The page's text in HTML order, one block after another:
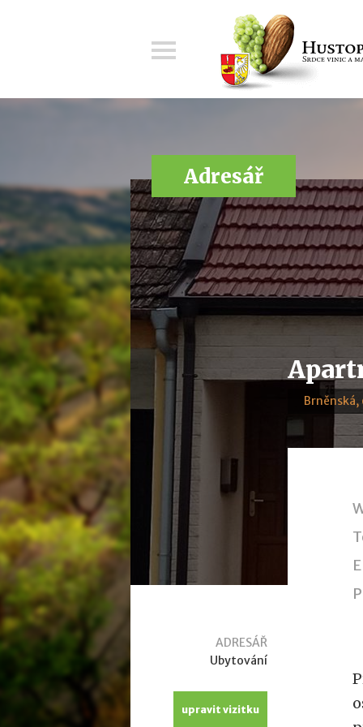
Adresář
Brněnská,
ADRESÁŘ
Ubytování
upravit vizitku